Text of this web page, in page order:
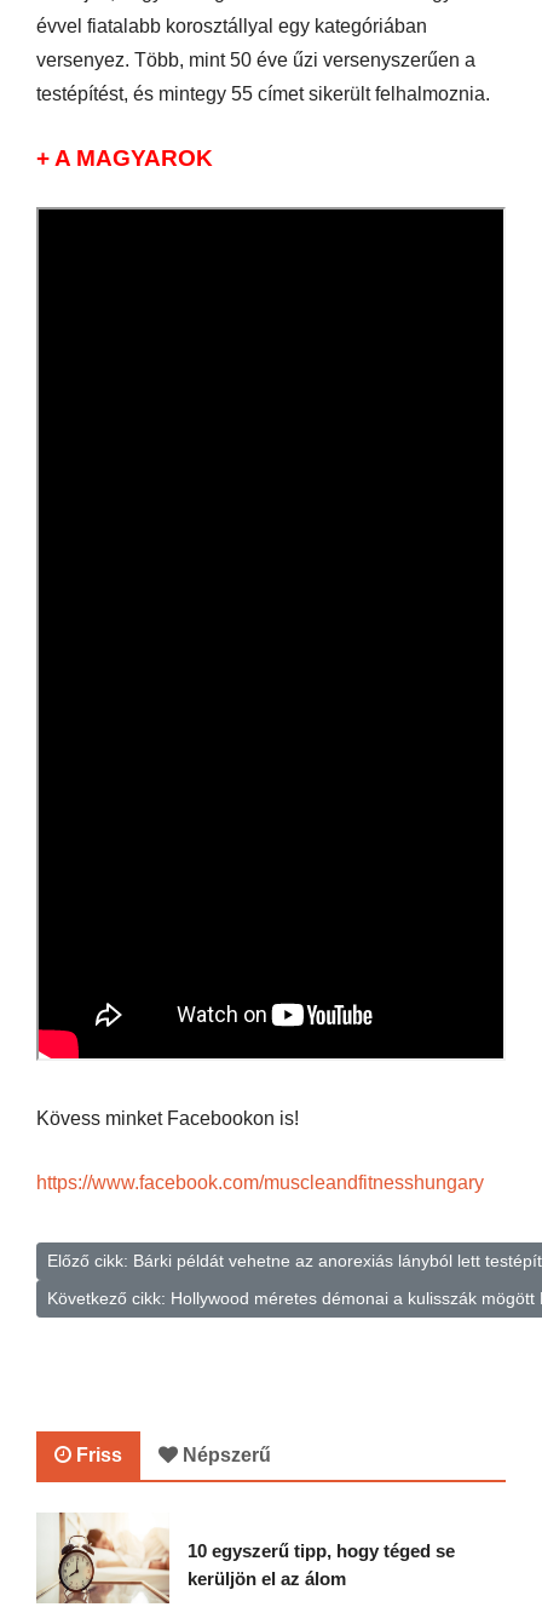
évvel fiatalabb korosztállyal egy kategóriában
versenyez. Több, mint 50 éve űzi versenyszerűen a
testépítést, és mintegy 55 címet sikerült felhalmoznia.
+ A MAGYAROK
Kövess minket Facebookon is!
https://www.facebook.com/muscleandfitnesshungary
Előző cikk: Bárki példát vehetne az anorexiás lányból lett
Következő cikk: Hollywood méretes démonai a kulisszák mögött
Friss Népszerű
10 egyszerű tipp, hogy téged se
kerüljön el az álom